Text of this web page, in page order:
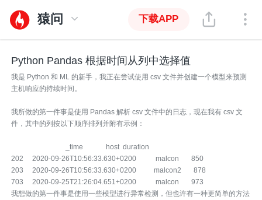
猿问 下载APP
Python Pandas 根据时间从列中选择值
我是 Python 和 ML 的新手，我正在尝试使用 csv 文件并创建一个模型来预测
主机响应的持续时间。
我所做的第一件事是使用 Pandas 解析 csv 文件中的日志，现在我有 csv 文
件，其中的列按以下顺序排列并附有示例：
_time host duration
202 2020-09-26T10:56:33.630+0200 malcon 850
203 2020-09-26T10:56:33.630+0200 malcon2 878
703 2020-09-25T21:26:04.651+0200 malcon 973
我想做的第一件事是使用一些模型进行异常检测，但也许有一种更简单的方法